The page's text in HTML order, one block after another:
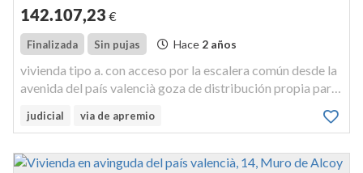
142.107,23 €
Finalizada Sin pujas Hace 2 años
vivienda tipo a. con acceso por la escalera común desde la
avenida del país valencià goza de distribución propia para
repercusión de elementos comunes, y 99,56 m² útiles,
judicial via de apremio